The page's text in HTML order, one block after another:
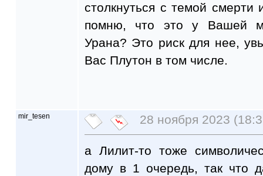
столкнуться с темой
помню, что это у Вашей
Урана? Это риск для нее,
Вас Плутон в том числе.
mir_tesen 28 ноября 2023
а Лилит-то тоже
дому в 1 очередь, так что